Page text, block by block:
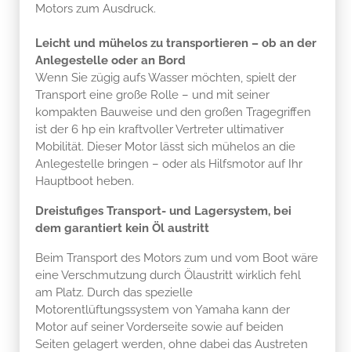
Motors zum Ausdruck.
Leicht und mühelos zu transportieren – ob an der
Anlegestelle oder an Bord
Wenn Sie zügig aufs Wasser möchten, spielt der
Transport eine große Rolle – und mit seiner
kompakten Bauweise und den großen Tragegriffen
ist der 6 hp ein kraftvoller Vertreter ultimativer
Mobilität. Dieser Motor lässt sich mühelos an die
Anlegestelle bringen – oder als Hilfsmotor auf Ihr
Hauptboot heben.
Dreistufiges Transport- und Lagersystem, bei
dem garantiert kein Öl austritt
Beim Transport des Motors zum und vom Boot wäre
eine Verschmutzung durch Ölaustritt wirklich fehl
am Platz. Durch das spezielle
Motorentlüftungssystem von Yamaha kann der
Motor auf seiner Vorderseite sowie auf beiden
Seiten gelagert werden, ohne dabei das Austreten